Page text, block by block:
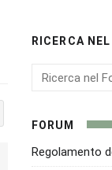
RICERCA
FORUM
Regolamento